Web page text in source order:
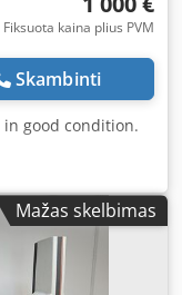
Fiksuota kaina plius PVM
Skambinti
in good condition.
Mažas skelbimas